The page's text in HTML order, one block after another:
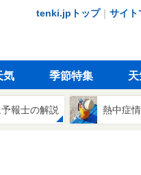
tenki.jpトップ｜ サイト
気 季節特集
報士の解説 熱中症